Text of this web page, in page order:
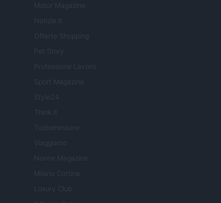
Motor Magazine
Notizie.it
Offerte Shopping
Professione Lavoro
Sport Magazine
Style24
Think.it
Tuobenessere
Viaggiamo
Nonne Magazine
Milano Cortina
Luxury Club